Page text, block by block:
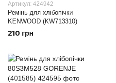
Артикул: 424942
Ремінь для хлібопічки
KENWOOD (KW713310)
210 грн